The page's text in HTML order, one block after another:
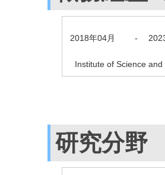
2018年04月 -
Institute of Science
研究分野